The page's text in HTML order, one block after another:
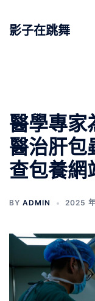
影子在跳舞
醫學專家
醫治肝包
查包養網
BY ADMIN 2025